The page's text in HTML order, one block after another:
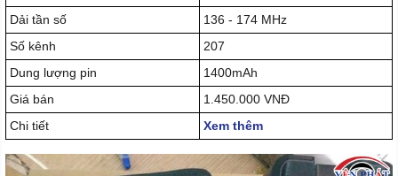
Dải tần số
136 - 174 MHz
Số kênh
207
Dung lượng pin
1400mAh
Giá bán
1.450.000 VNĐ
Chi tiết
Xem thêm